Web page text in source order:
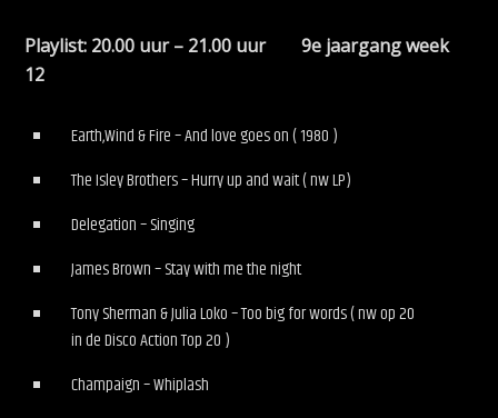
Playlist: 20.00 uur – 21.00 uur 9e jaargang week
12
Earth,Wind & Fire – And love goes on ( 1980 )
The Isley Brothers – Hurry up and wait ( nw LP)
Delegation – Singing
James Brown – Stay with me the night
Tony Sherman & Julia Loko – Too big for words ( nw op 20
in de Disco Action Top 20 )
Champaign – Whiplash